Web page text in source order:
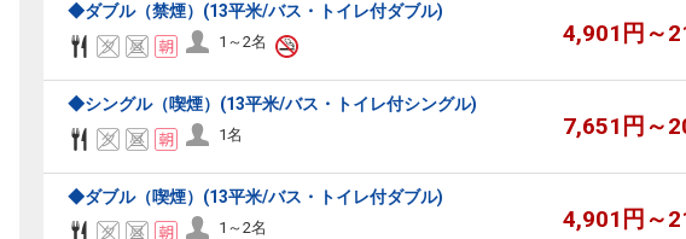
◆ダブル（禁煙）(13平米/バス・トイレ付ダブル)
1～2名 4,901円～
◆シングル（喫煙）(13平米/バス・トイレ付シングル)
1名 7,651円～
◆ダブル（喫煙）(13平米/バス・トイレ付ダブル)
1～2名 4,901円～